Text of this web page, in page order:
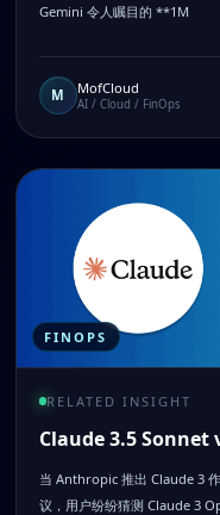
Gemini 令人瞩目的 **1M
M MofCloud
AI / Cloud / FinOps
FINOPS
RELATED INSIGHT
Claude 3.5 Sonnet
当 Anthropic 推出 Claude 3
议，用户纷纷猜测 Claude 3